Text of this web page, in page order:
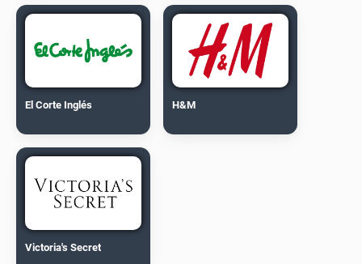
El Corte Inglés H&M
Victoria's Secret